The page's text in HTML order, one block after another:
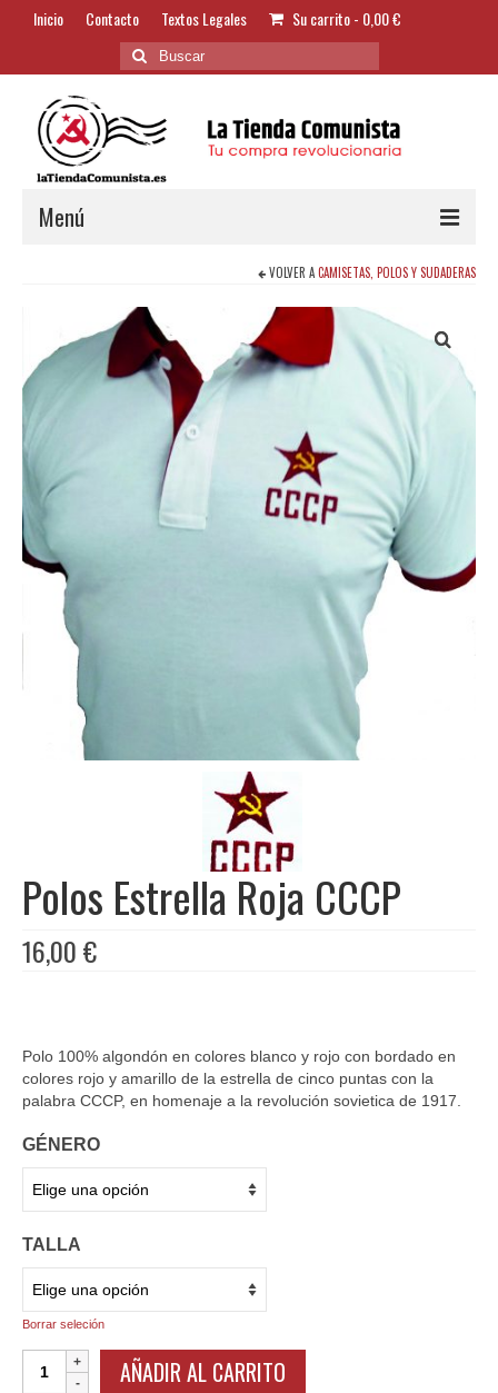
Inicio Contacto Textos Legales Su carrito- 0,00€
Buscar
por:
Menú
Textil y Accesorios
Ofertas y lotes descuento
VOLVER ACAMISETAS, POLOS Y SUDADERAS
Polos Estrella Roja CCCP
16,00€
Polo 100% algondón en colores blanco y rojo con bordado en
colores rojo y amarillo de la estrella de cinco puntas con la
palabra CCCP, en homenaje a la revolución sovietica de 1917.
GÉNERO
TALLA
Borrar seleción
Estrella
AÑADIR AL CARRITO